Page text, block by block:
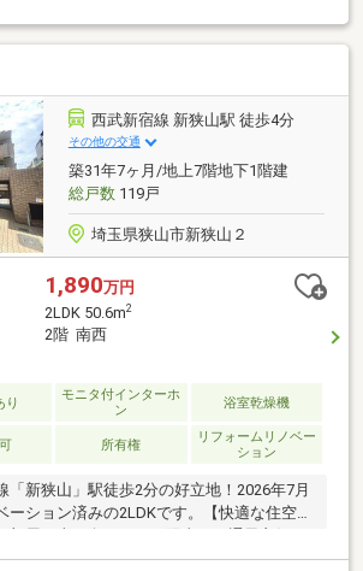
り・眺望良好！〇オートロック及び宅配ボ
、セキュリティ性充実！〇バルコニーから
空祭、夏場は花火が眺められます。〇2025
ステムキッチン、浴室、トイレ、給湯器交
内に床暖房完備、収納豊富なウォークイン
ト付〇各住戸地下1階に収納豊富なトラン
ございます。○キッチンには食洗機、浴室
気乾燥機完備！○徒歩圏にスーパー、ドラ
、コンビニ、病院が揃った住環境良好な立
西武新宿線 新狭山駅 徒歩4分
その他の交通
築31年7ヶ月/地上7階地下1階建
総戸数119戸
埼玉県狭山市新狭山２
1,890万円
2LDK 50.6m2
2階 南西
り
モニタ付インターホ
ン
浴室乾燥機
所有権
リフォームリノベー
ション
「新狭山」駅徒歩2分の好立地！2026年7月
ーション済みの2LDKです。【快適な住空間
れたシステムキッチンやユニットバス、浴